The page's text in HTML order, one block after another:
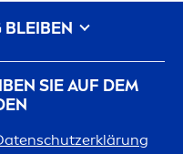
SIE AUF DEM
BLEIBEN